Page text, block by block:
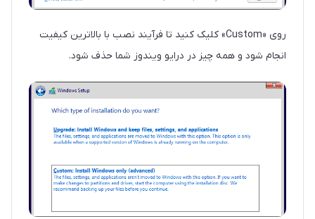
روی «Custom» کلیک کنید تا فرآیند نصب با بالاترین کیفیت
انجام شود و همه چیز در درایو ویندوز شما حذف شود.